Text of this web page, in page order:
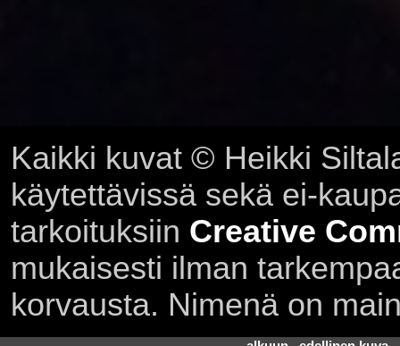
Kaikki kuvat © Heikki
käytettävissä sekä ei-
tarkoituksiin Creative
mukaisesti ilman
korvausta. Nimenä on